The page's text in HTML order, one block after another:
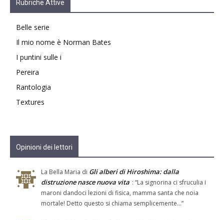
Rubriche Attive
Belle serie
Il mio nome è Norman Bates
I puntini sulle i
Pereira
Rantologia
Textures
Opinioni dei lettori
La Bella Maria di Gli alberi di Hiroshima: dalla
distruzione nasce nuova vita : “La signorina ci sfruculia i
maroni dandoci lezioni di fisica, mamma santa che noia
mortale! Detto questo si chiama semplicemente…”